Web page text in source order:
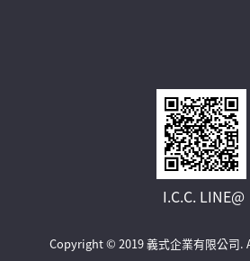
I.C.C. LINE@
Copyright © 2019 義式企業有限公司.